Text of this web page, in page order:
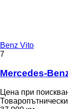
Benz Vito
7
Mercedes-
Цена при